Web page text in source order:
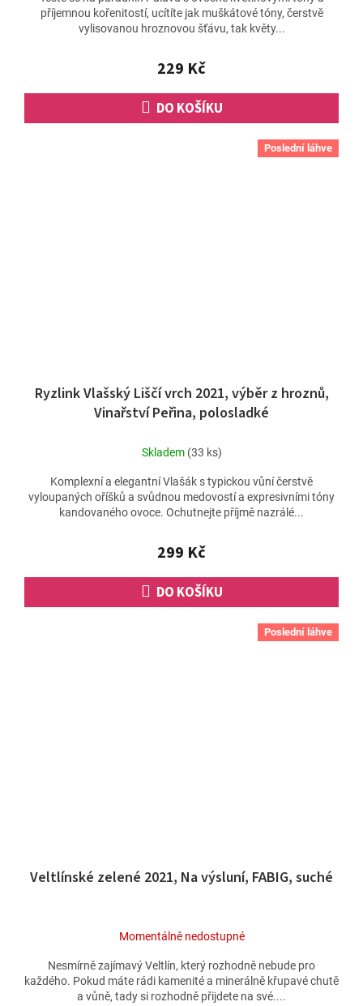
229 Kč
DO KOŠÍKU
příjemnou kořenitostí, ucítíte jak muškátové tóny, čerstvě
vylisovanou hroznovou šťávu, tak květy...
Poslední láhve
Ryzlink Vlašský Liščí vrch 2021, výběr z hroznů,
Vinařství Peřina, polosladké
Skladem (33 ks)
299 Kč
DO KOŠÍKU
Komplexní a elegantní Vlašák s typickou vůní čerstvě
vyloupaných oříšků a svůdnou medovostí a expresivními tóny
kandovaného ovoce. Ochutnejte příjmě nazrálé...
Poslední láhve
Veltlínské zelené 2021, Na výsluní, FABIG, suché
Momentálně nedostupné
Nesmírně zajímavý Veltlín, který rozhodně nebude pro
každého. Pokud máte rádi kamenité a minerálně křupavé chutě
a vůně, tady si rozhodně přijdete na své....